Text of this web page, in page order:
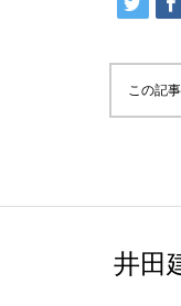
会社概要
この記
井田